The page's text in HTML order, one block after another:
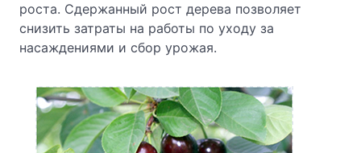
роста. Сдержанный рост дерева позволяет
снизить затраты на работы по уходу за
насаждениями и сбор урожая.